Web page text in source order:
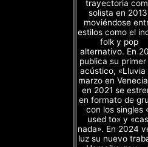
trayectoria
solista en
moviéndose
estilos como el
folk y pop
alternativo. En
publica su primer
acústico, «Lluvia
marzo en
en 2021 se
en formato de
con los singles
used to» y
nada». En 2024
luz su nuevo